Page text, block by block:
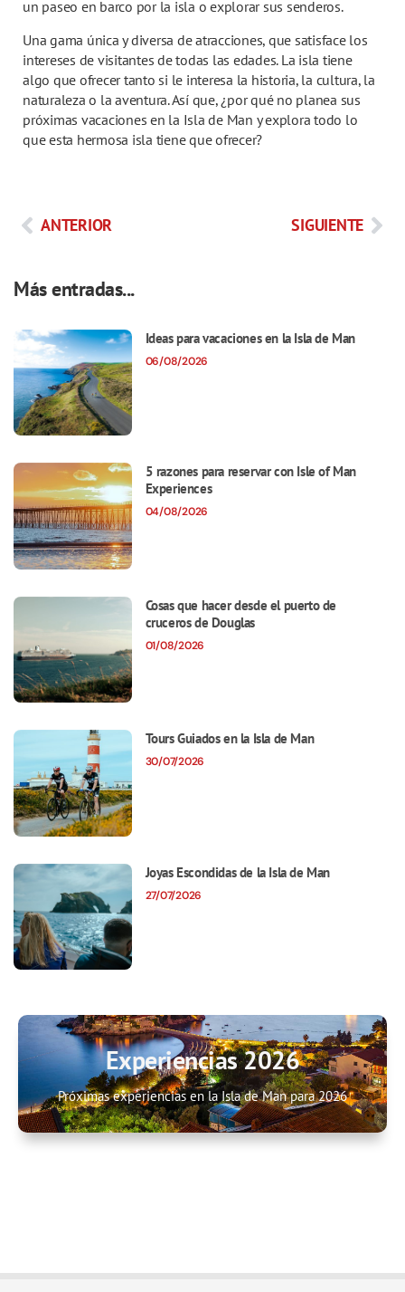
un paseo en barco por la isla o explorar sus senderos.
Una gama única y diversa de atracciones, que satisface los
intereses de visitantes de todas las edades. La isla tiene
algo que ofrecer tanto si le interesa la historia, la cultura, la
naturaleza o la aventura. Así que, ¿por qué no planea sus
próximas vacaciones en la Isla de Man y explora todo lo
que esta hermosa isla tiene que ofrecer?
ANTERIOR SIGUIENTE
Más entradas...
Ideas para vacaciones en la Isla de Man
06/08/2026
5 razones para reservar con Isle of Man
Experiences
04/08/2026
Cosas que hacer desde el puerto de
cruceros de Douglas
01/08/2026
Tours Guiados en la Isla de Man
30/07/2026
Joyas Escondidas de la Isla de Man
27/07/2026
Experiencias 2026
Próximas experiencias en la Isla de Man para 2026